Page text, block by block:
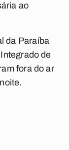
ao
da Paraíba
de
fora do ar